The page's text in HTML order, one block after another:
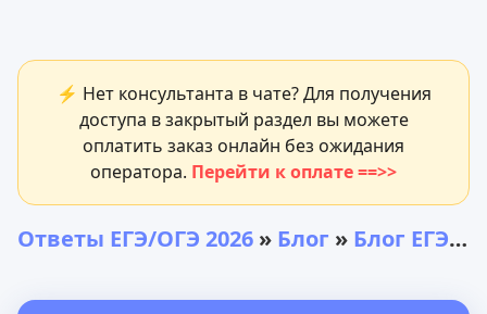
⚡ Нет консультанта в чате? Для получения
доступа в закрытый раздел вы можете
оплатить заказ онлайн без ожидания
оператора. Перейти к оплате ==>>
Ответы ЕГЭ/ОГЭ 2026 » Блог » Блог ЕГЭ 2026